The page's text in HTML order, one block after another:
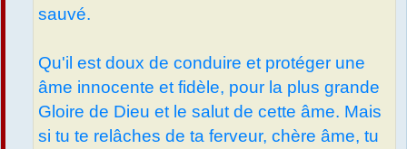
sauvé.
Qu'il est doux de conduire et protéger une
âme innocente et fidèle, pour la plus grande
Gloire de Dieu et le salut de cette âme. Mais
si tu te relâches de ta ferveur, chère âme, tu